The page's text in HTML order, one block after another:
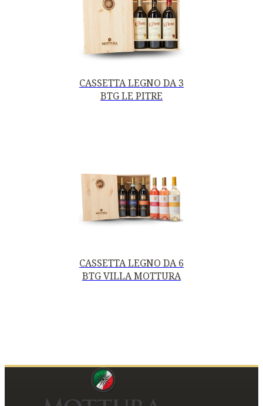
CASSETTA LEGNO DA 3
BTG LE PITRE
CASSETTA LEGNO DA 6
BTG VILLA MOTTURA